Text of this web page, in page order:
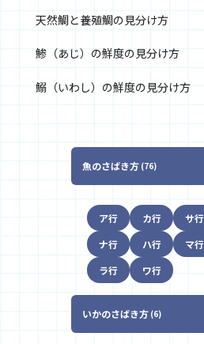
天然鯛と養殖鯛の見分け方
鯵（あじ）の鮮度の見分け方
鰯（いわし）の鮮度の見分け方
魚のさばき方 76
ア行 カ行 サ行
ナ行
ハ行 マ行
ラ行
ワ行
いかのさばき方 6